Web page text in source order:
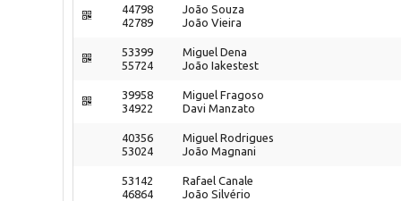
44798
42789
João Souza
João Vieira
53399
55724
Miguel Dena
João Iakestest
39958
34922
Miguel Fragoso
Davi Manzato
40356
53024
Miguel Rodrigues
João Magnani
53142
46864
Rafael Canale
João Silvério